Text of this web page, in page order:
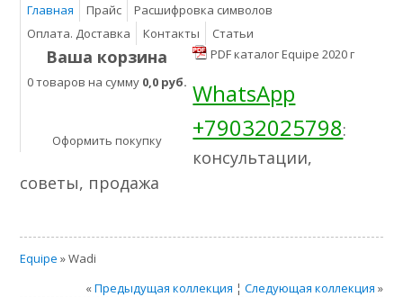
Главная Прайс
Расшифровка символов
Оплата. Доставка
Контакты Статьи
Ваша корзина
0 товаров на сумму 0,0 руб.
Оформить покупку
PDF каталог Equipe 2020 г
WhatsApp
+79032025798:
консультации,
советы, продажа
Equipe » Wadi
«Предыдущая коллекция ¦ Следующая коллекция »